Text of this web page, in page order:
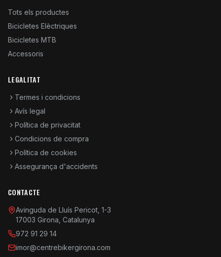
Tots els productes
Bicicletes Elèctriques
Bicicletes MTB
Accessoris
LEGALITAT
Termes i condicions
Avís legal
Política de privacitat
Condicions de compra
Política de cookies
Assegurança d'accidents
CONTACTE
Avinguda de Lluís Pericot, 1-3
17003 Girona, Catalunya
972 91 29 14
imor@centrebikergirona.com